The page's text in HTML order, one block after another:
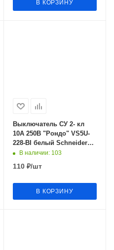
В КОРЗИНУ
Выключатель СУ 2- кл
10А 250В "Рондо" VS5U-
228-ВI белый Schneider
Electric
В наличии: 103
110₽/шт
В КОРЗИНУ